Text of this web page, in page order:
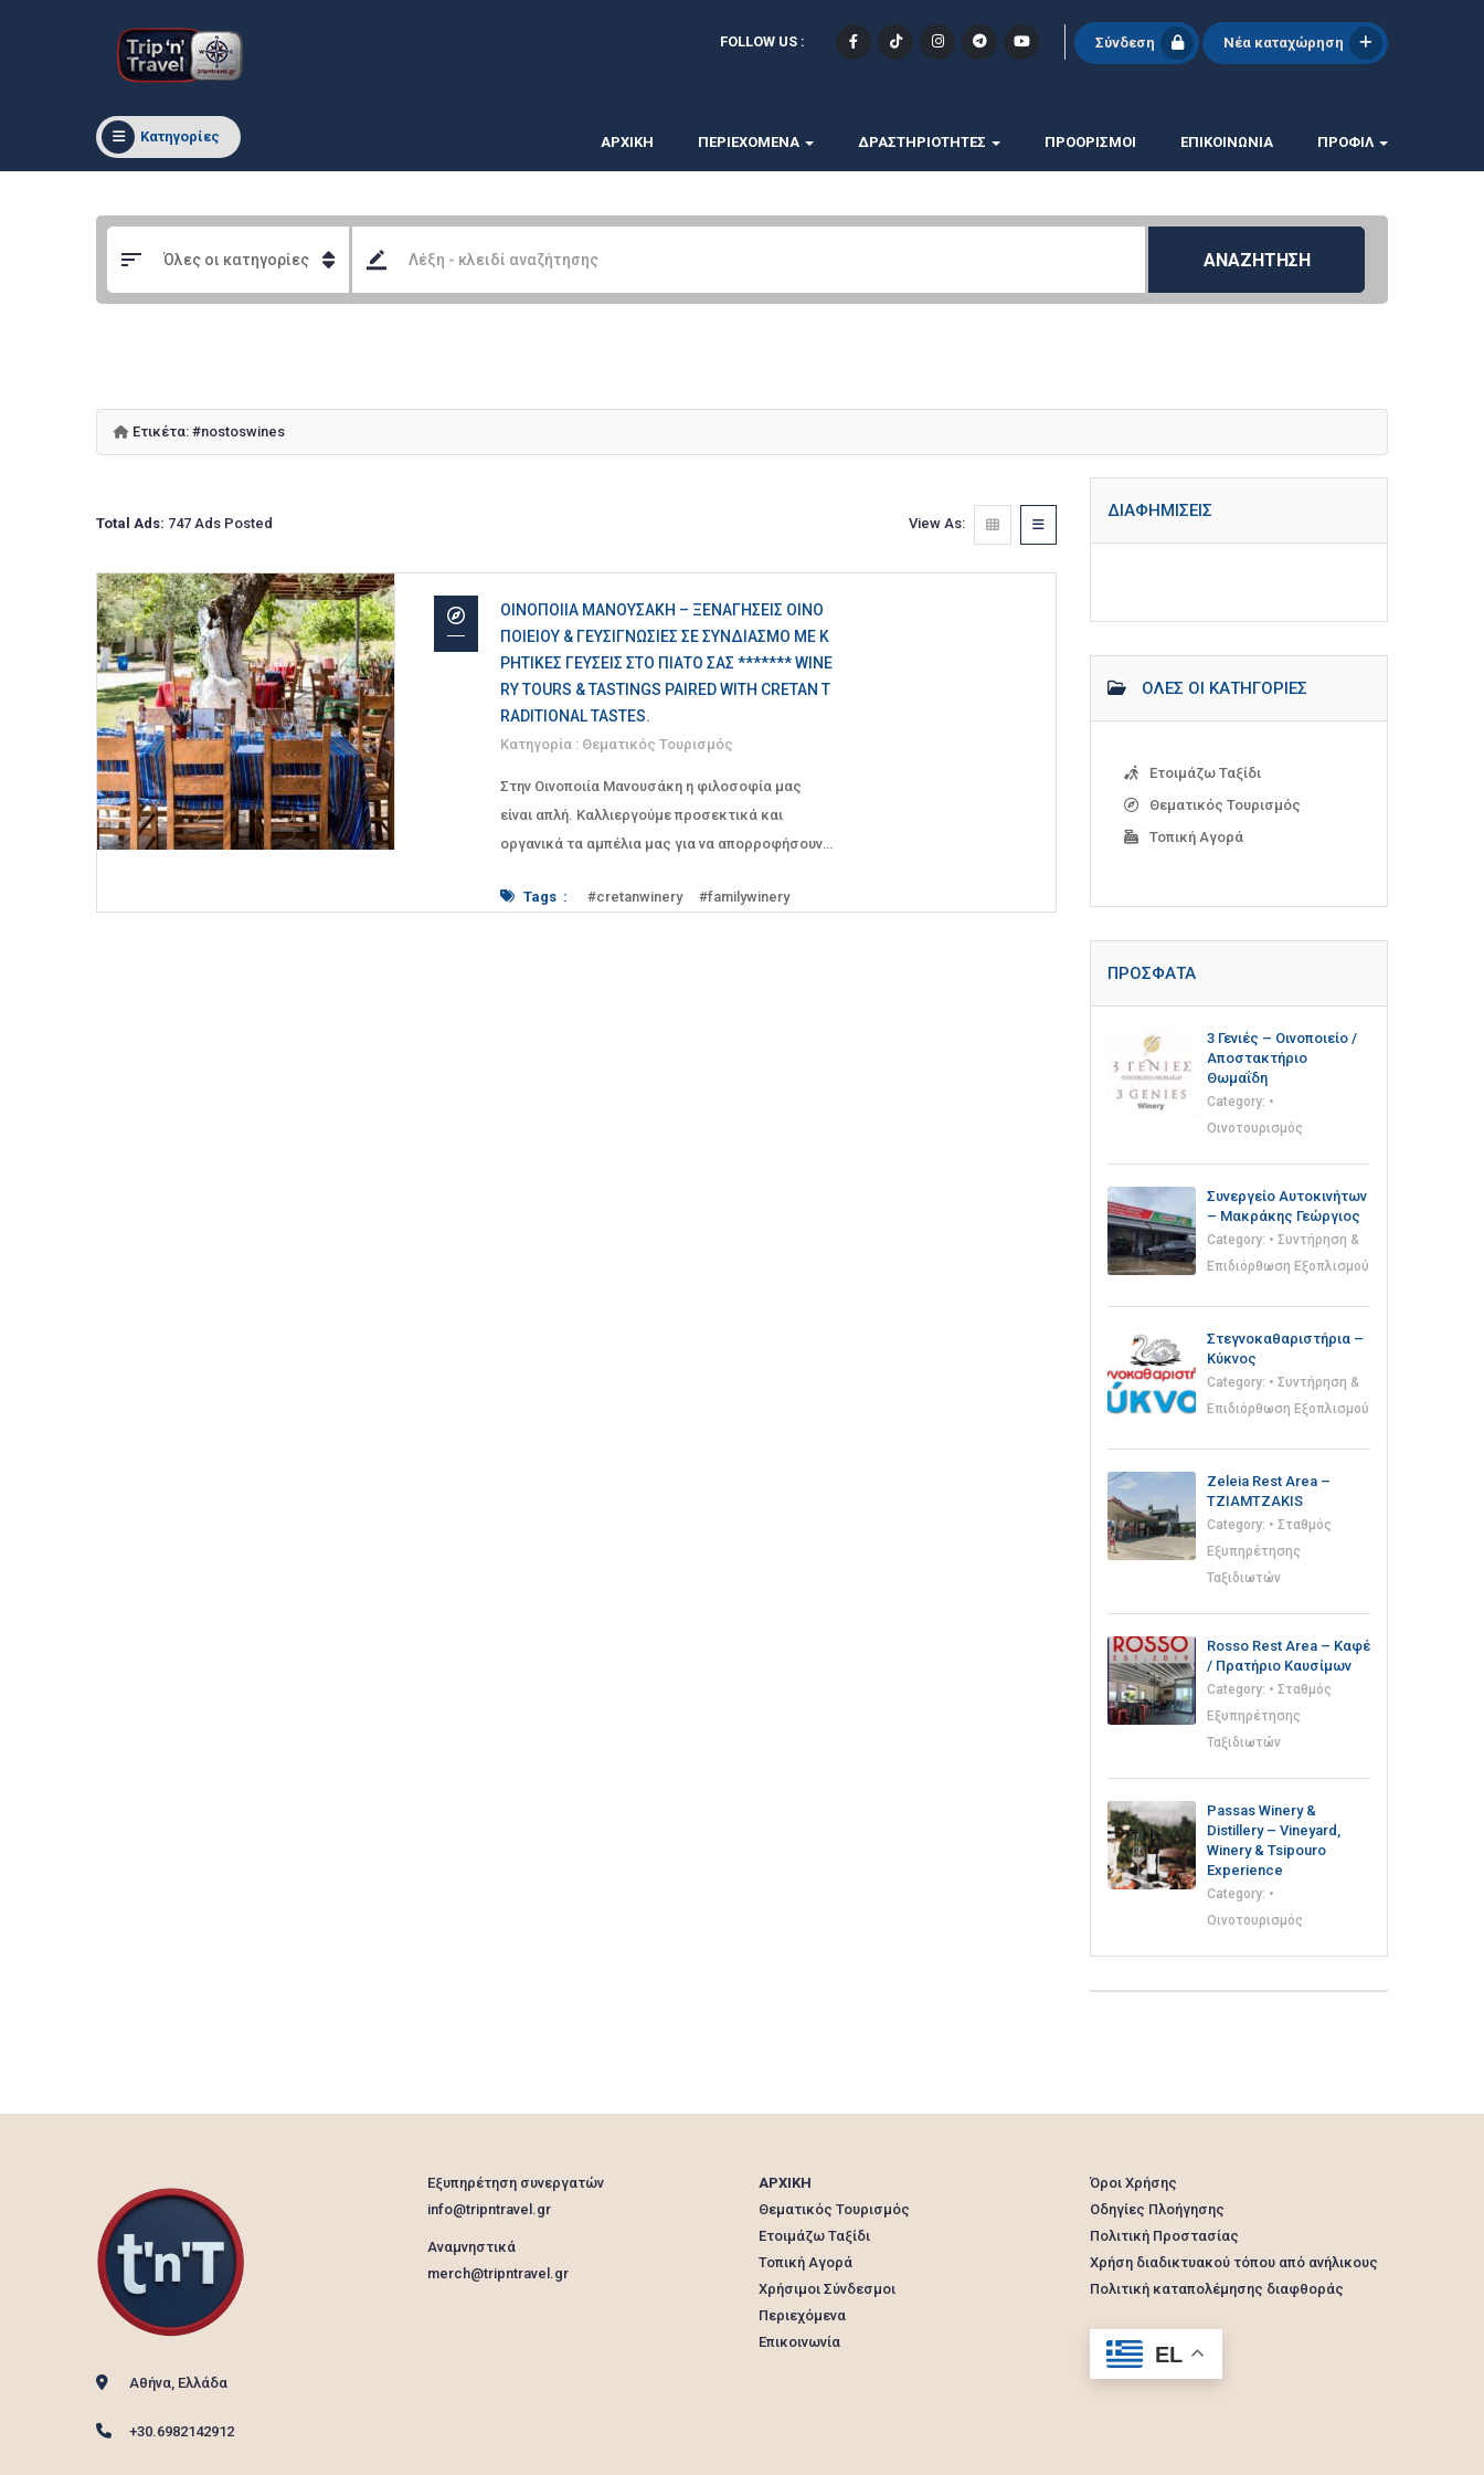
FOLLOW US : Σύνδεση Νέα καταχώρηση
Κατηγορίες ΑΡΧΙΚΗ ΠΕΡΙΕΧΟΜΕΝΑ ΔΡΑΣΤΗΡΙΟΤΗΤΕΣ ΠΡΟΟΡΙΣΜΟΙ ΕΠΙΚΟΙΝΩΝΊΑ ΠΡΟΦΊΛ
ΑΝΑΖΗΤΗΣΗ
Ετικέτα: #nostoswines
Total Ads: 747 Ads Posted View As:
ΟΙΝΟΠΟΙΊΑ ΜΑΝΟΥΣΆΚΗ – ΞΕΝΑΓΗΣΕΙΣ ΟΙΝΟ
ΠΟΙΕΙΟΥ & ΓΕΥΣΙΓΝΩΣΙΕΣ ΣΕ ΣΥΝΔΙΑΣΜΟ ΜΕ Κ
ΡΗΤΙΚΕΣ ΓΕΥΣΕΙΣ ΣΤΟ ΠΙΑΤΟ ΣΑΣ ******* WINE
RY TOURS & TASTINGS PAIRED WITH CRETAN T
RADITIONAL TASTES.
Κατηγορία : Θεματικός Τουρισμός
Στην Οινοποιία Μανουσάκη η φιλοσοφία μας
είναι απλή. Καλλιεργούμε προσεκτικά και
οργανικά τα αμπέλια μας για να απορροφήσουν
Tags :
#cretanwinery
#familywinery
ΔΙΑΦΗΜΊΣΕΙΣ
ΌΛΕΣ ΟΙ ΚΑΤΗΓΟΡΊΕΣ
Ετοιμάζω Ταξίδι
Θεματικός Τουρισμός
Τοπική Αγορά
ΠΡΌΣΦΑΤΑ
3 Γενιές – Οινοποιείο /
Αποστακτήριο
Θωμαΐδη
Category: •
Οινοτουρισμός
Συνεργείο Αυτοκινήτων
– Μακράκης Γεώργιος
Category: • Συντήρηση &
Επιδιόρθωση Εξοπλισμού
Στεγνοκαθαριστήρια –
Κύκνος
Category: • Συντήρηση &
Επιδιόρθωση Εξοπλισμού
Zeleia Rest Area –
TZIAMTZAKIS
Category: • Σταθμός
Εξυπηρέτησης
Ταξιδιωτών
Rosso Rest Area – Καφέ
/ Πρατήριο Καυσίμων
Category: • Σταθμός
Εξυπηρέτησης
Ταξιδιωτών
Passas Winery &
Distillery – Vineyard,
Winery & Tsipouro
Experience
Category: •
Οινοτουρισμός
Αθήνα, Ελλάδα
+30.6982142912
Εξυπηρέτηση συνεργατών
info@tripntravel.gr
Αναμνηστικά
merch@tripntravel.gr
ΑΡΧΙΚΗ
Θεματικός Τουρισμός
Ετοιμάζω Ταξίδι
Τοπική Αγορά
Χρήσιμοι Σύνδεσμοι
Περιεχόμενα
Επικοινωνία
Όροι Χρήσης
Οδηγίες Πλοήγησης
Πολιτική Προστασίας
Χρήση διαδικτυακού τόπου από ανήλικους
Πολιτική καταπολέμησης διαφθοράς
EL